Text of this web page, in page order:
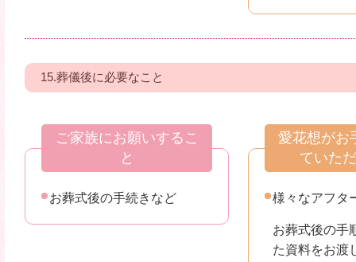
15.葬儀後に必要なこと
ご家族にお願いするこ
と
お葬式後の手続きなど
愛花想がお
ていた
様々なアフタ
お葬式後の手
た資料をお渡